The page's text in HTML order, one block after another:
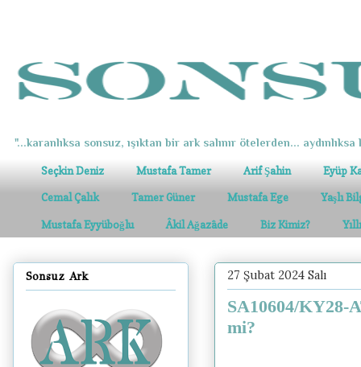
"...karanlıksa sonsuz, ışıktan bir ark salınır ötelerden... aydınlıksa
Seçkin Deniz Mustafa Tamer Arif Şahin Eyüp
Cemal Çalık Tamer Güner Mustafa Ege Yaşlı
Mustafa Eyyüboğlu Âkil Ağazâde Biz Kimiz?
27 Şubat 2024 Salı
SA10604/KY28-
mi?
Sonsuz Ark